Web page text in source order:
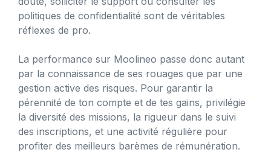
politiques de confidentialité sont de véritables
réflexes de pro.
La performance sur Moolineo passe donc autant
par la connaissance de ses rouages que par une
gestion active des risques. Pour garantir la
pérennité de ton compte et de tes gains, privilégie
la diversité des missions, la rigueur dans le suivi
des inscriptions, et une activité régulière pour
profiter des meilleurs barèmes de rémunération.